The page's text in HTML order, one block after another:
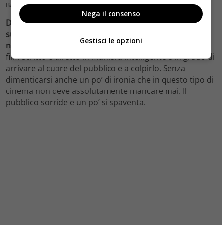
Babbo Natale nell’horror
Di recente ha fatto scalpore e vissuto un buon
successo, con un cattivissimo Babbo Natale, il film Una
notte violenta e silenziosa.Si tratta sicuramente di un
film scritto e diretto in maniera intelligente e in grado di
arrivare al cuore del pubblico e a colpirlo. Senza
dimenticarsi anche un po’ di ironia che in questo tipo di
cinema non deve assolutamente mancare mai. Il
pubblico sorride e un po’ si spaventa.
Nega il consenso
Gestisci le opzioni